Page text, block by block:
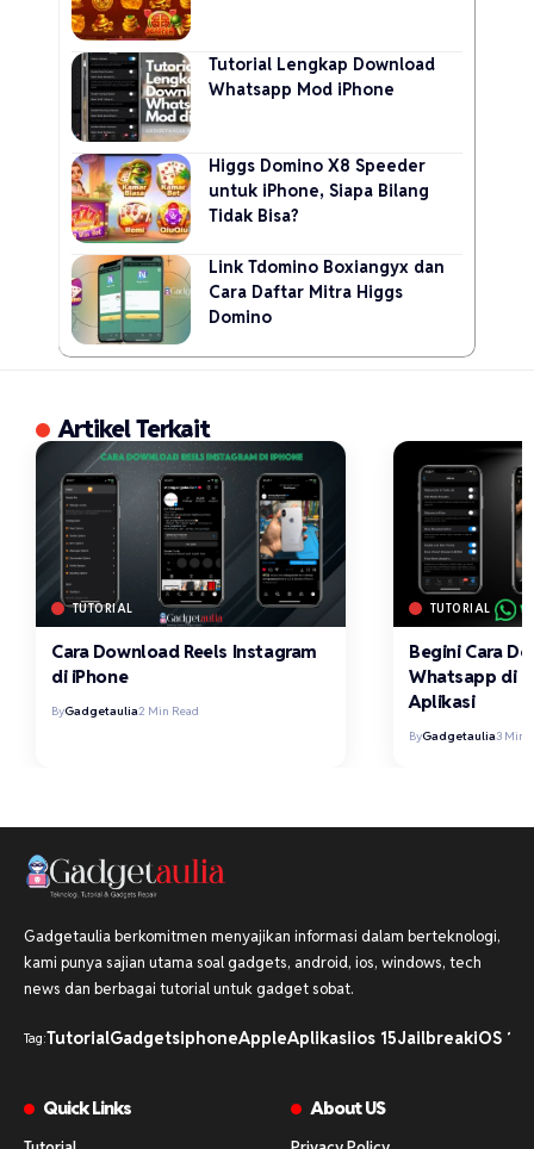
Tutorial Lengkap Download
Whatsapp Mod iPhone
Higgs Domino X8 Speeder
untuk iPhone, Siapa Bilang
Tidak Bisa?
Link Tdomino Boxiangyx dan
Cara Daftar Mitra Higgs
Domino
Artikel Terkait
TUTORIAL
Cara Download Reels Instagram
di iPhone
ByGadgetaulia2 Min Read
TUTORIAL
Begini Cara
Whatsapp di
Aplikasi
ByGadgetaulia3 Min
Gadgetaulia berkomitmen menyajikan informasi dalam berteknologi,
kami punya sajian utama soal gadgets, android, ios, windows, tech
news dan berbagai tutorial untuk gadget sobat.
Tag:TutorialGadgetsiphoneAppleAplikasiios 15JailbreakiOS 16
Quick Links About US